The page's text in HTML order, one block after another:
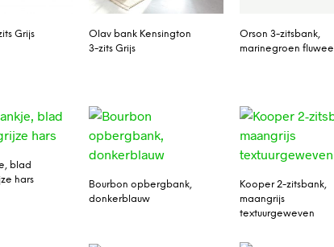
Grijs
Olav bank Kensington
3-zits Grijs
Orson 3-zitsbank,
marinegroen fluweel
blad
hars
Bourbon opbergbank,
donkerblauw
Kooper 2-zitsbank,
maangrijs
textuurgeweven